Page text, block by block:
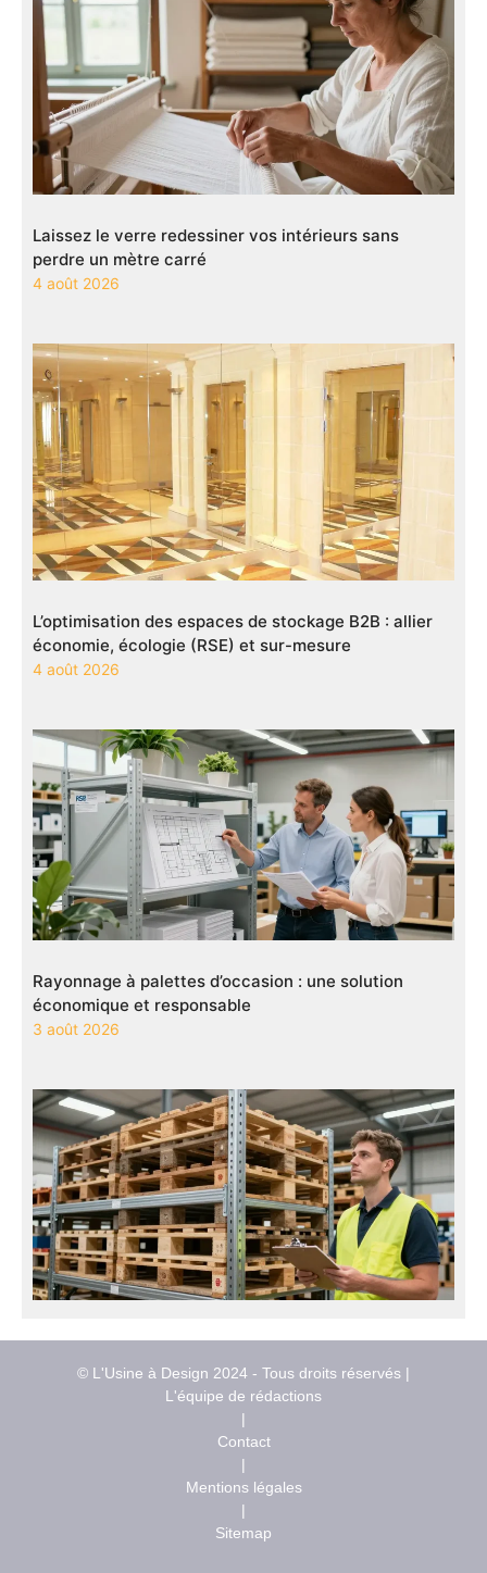
Laissez le verre redessiner vos intérieurs sans
perdre un mètre carré
4 août 2026
L’optimisation des espaces de stockage B2B : allier
économie, écologie (RSE) et sur-mesure
4 août 2026
Rayonnage à palettes d’occasion : une solution
économique et responsable
3 août 2026
© L'Usine à Design 2024 - Tous droits réservés |
L'équipe de rédactions
|
Contact
|
Mentions légales
|
Sitemap